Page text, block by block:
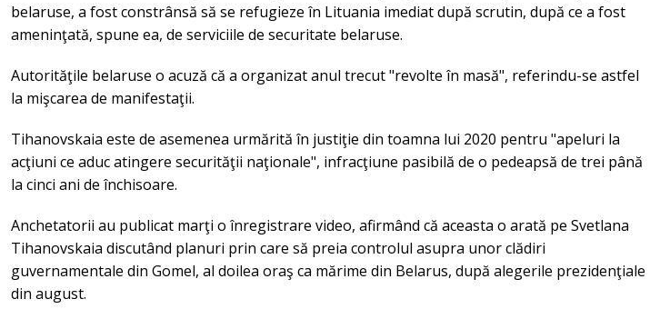
belaruse, a fost constrânsă să se refugieze în Lituania imediat după scrutin, după ce a fost
ameninţată, spune ea, de serviciile de securitate belaruse.
Autorităţile belaruse o acuză că a organizat anul trecut "revolte în masă", referindu-se astfel
la mişcarea de manifestaţii.
Tihanovskaia este de asemenea urmărită în justiţie din toamna lui 2020 pentru "apeluri la
acţiuni ce aduc atingere securităţii naţionale", infracţiune pasibilă de o pedeapsă de trei până
la cinci ani de închisoare.
Anchetatorii au publicat marţi o înregistrare video, afirmând că aceasta o arată pe Svetlana
Tihanovskaia discutând planuri prin care să preia controlul asupra unor clădiri
guvernamentale din Gomel, al doilea oraş ca mărime din Belarus, după alegerile prezidenţiale
din august.